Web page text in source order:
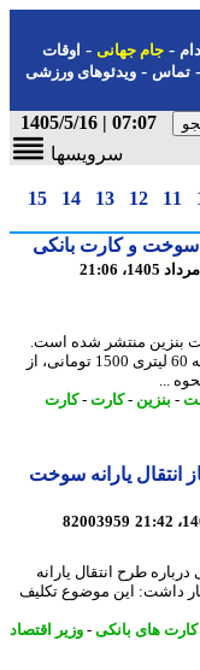
جام جهانی-اوقات
-ویدئوهای ورزشی
07:07 | 1405/5/16
سرویسها
12
13
14
15
و کارت بانکی
منتشر شده است.
فاطمه مهاجرانی در گفتگو ضمن تأکید بر حفظ سهمیه 60 لیتری 1500 تومانی، از
بنزین- کارت- کارت
یارانه سوخت
82003959
طرح انتقال یارانه
این موضوع تکلیف
های بانکی-وزیر اقتصاد